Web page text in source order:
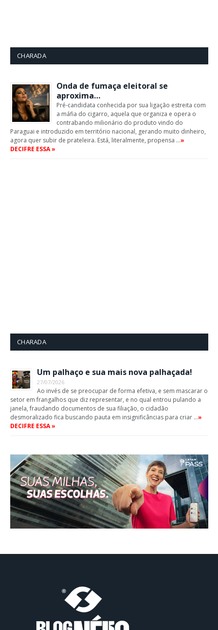
CHARADA
Onda de fumaça eleitoral se
aproxima…
Pré-candidata conhecida por sua ligação estreita com
a máfia do cigarro, aquela que organiza e opera o
contrabando milionário do produto vindo do
Paraguai e introduzido em território nacional, gerando muito dinheiro,
agora quer subir de prateleira. Está, literalmente, propensa …»
DECIFRE ESSA »
CHARADA
Um palhaço e sua mais nova palhaçada!
27/07/2026
Ao invés de se preocupar de forma efetiva, e sem mascarar o
setor em frangalhos que diz representar, e no qual entrou pulando a
janela, fraudando documentos de sua filiação, o cidadão
desmoralizado fica buscando pauta em insignificâncias para criar …»
DECIFRE ESSA »